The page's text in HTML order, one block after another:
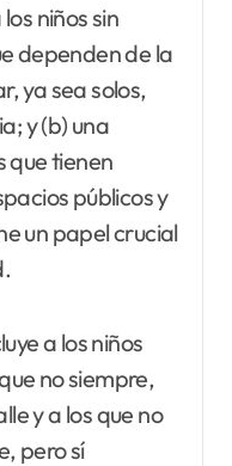
niños sin
dependen de la
ya sea solos,
y (b) una
que tienen
públicos y
un papel crucial
a los niños
no siempre,
y a los que no
pero sí